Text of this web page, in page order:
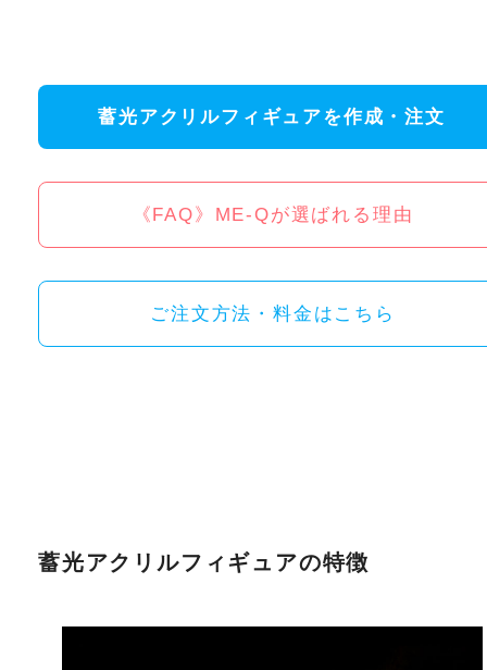
蓄光アクリルフィギュアを作成・注文
《FAQ》ME-Qが選ばれる理由
ご注文方法・料金はこちら
蓄光アクリルフィギュアの特徴